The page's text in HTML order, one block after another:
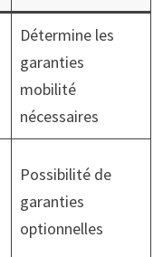
Détermine les
garanties
mobilité
nécessaires
Possibilité de
garanties
optionnelles